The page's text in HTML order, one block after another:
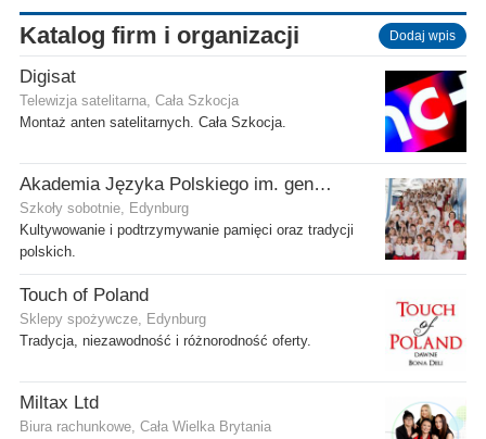
Katalog firm i organizacji Dodaj wpis
Digisat
Telewizja satelitarna, Cała Szkocja
Montaż anten satelitarnych. Cała Szkocja.
Akademia Języka Polskiego im. gen. Stanisława Maczka przy ECP
Szkoły sobotnie, Edynburg
Kultywowanie i podtrzymywanie pamięci oraz tradycji
polskich.
Touch of Poland
Sklepy spożywcze, Edynburg
Tradycja, niezawodność i różnorodność oferty.
Miltax Ltd
Biura rachunkowe, Cała Wielka Brytania